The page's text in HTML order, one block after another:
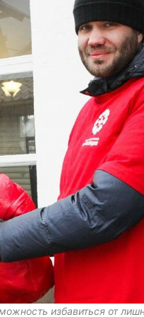
избавиться от